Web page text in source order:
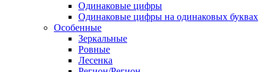
Одинаковые цифры
Одинаковые цифры на одинаковых буквах
Особенные
Зеркальные
Ровные
Лесенка